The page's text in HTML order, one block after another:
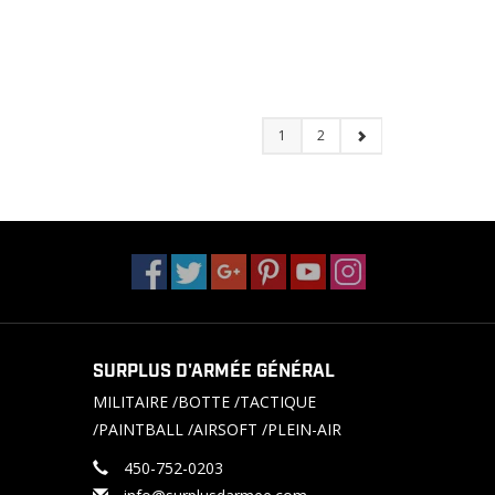
1 2
SURPLUS D'ARMÉE GÉNÉRAL
MILITAIRE /BOTTE /TACTIQUE
/PAINTBALL /AIRSOFT /PLEIN-AIR
450-752-0203